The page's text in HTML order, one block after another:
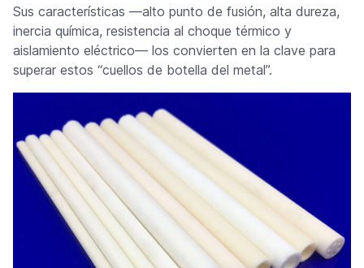
Sus características —alto punto de fusión, alta dureza,
inercia química, resistencia al choque térmico y
aislamiento eléctrico— los convierten en la clave para
superar estos “cuellos de botella del metal”.